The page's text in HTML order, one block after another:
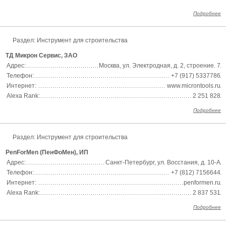
Подробнее
Раздел: Инструмент для строительства
ТД Микрон Сервис, ЗАО
Адрес:
Москва, ул. Электродная, д. 2, строение. 7
Телефон:
+7 (917) 5337786
Интернет:
www.microntools.ru
Alexa Rank:
2 251 828
Подробнее
Раздел: Инструмент для строительства
PenForMen (ПенФоМен), ИП
Адрес:
Санкт-Петербург, ул. Восстания, д. 10-А
Телефон:
+7 (812) 7156644
Интернет:
penformen.ru
Alexa Rank:
2 837 531
Подробнее